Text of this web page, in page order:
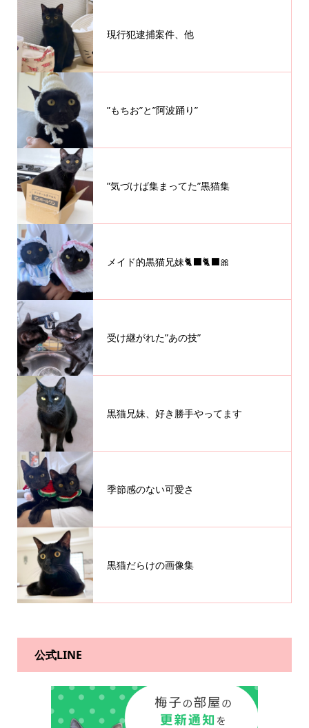
現行犯逮捕案件、他
”もちお”と”阿波踊り”
”気づけば集まってた”黒猫集
メイド的黒猫兄妹🐈‍⬛🐈‍⬛🎀
受け継がれた”あの技”
黒猫兄妹、好き勝手やってます
季節感のない可愛さ
黒猫だらけの画像集
公式LINE